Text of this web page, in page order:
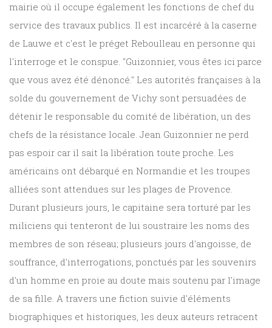
mairie où il occupe également les fonctions de chef du
service des travaux publics. Il est incarcéré à la caserne
de Lauwe et c'est le préget Reboulleau en personne qui
l'interroge et le conspue. "Guizonnier, vous êtes ici parce
que vous avez été dénoncé." Les autorités françaises à la
solde du gouvernement de Vichy sont persuadées de
détenir le responsable du comité de libération, un des
chefs de la résistance locale. Jean Guizonnier ne perd
pas espoir car il sait la libération toute proche. Les
américains ont débarqué en Normandie et les troupes
alliées sont attendues sur les plages de Provence.
Durant plusieurs jours, le capitaine sera torturé par les
miliciens qui tenteront de lui soustraire les noms des
membres de son réseau; plusieurs jours d'angoisse, de
souffrance, d'interrogations, ponctués par les souvenirs
d'un homme en proie au doute mais soutenu par l'image
de sa fille. A travers une fiction suivie d'éléments
biographiques et historiques, les deux auteurs retracent